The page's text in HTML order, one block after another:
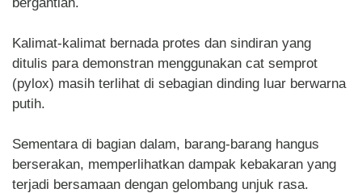
Kalimat-kalimat bernada protes dan sindiran yang
ditulis para demonstran menggunakan cat semprot
(pylox) masih terlihat di sebagian dinding luar berwarna
putih.
Sementara di bagian dalam, barang-barang hangus
berserakan, memperlihatkan dampak kebakaran yang
terjadi bersamaan dengan gelombang unjuk rasa.